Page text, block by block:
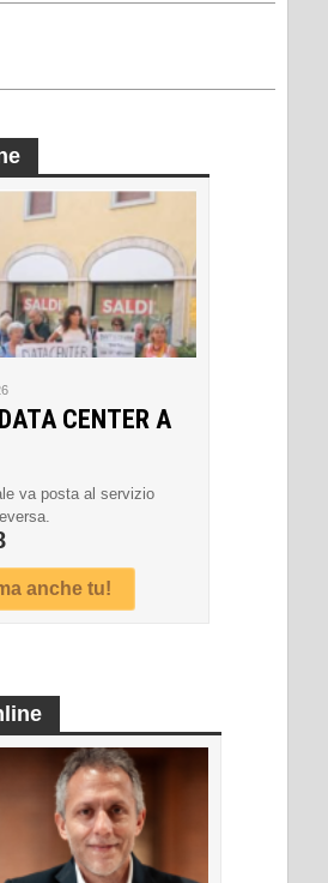
CENTER A
va posta al servizio
anche tu!